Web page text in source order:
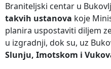
Braniteljski centar u
takvih ustanova koje
planira uspostaviti diljem
u izgradnji, dok su, uz
Slunju, Imotskom i